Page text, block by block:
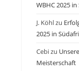
WBHC 2025
J. Köhlzu
2025 in
Cebizu
Meisterschaft